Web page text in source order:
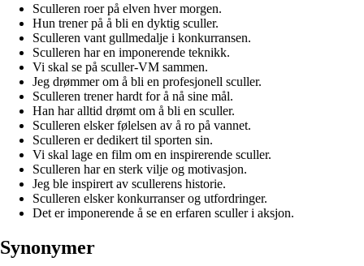
Sculleren roer på elven hver morgen.
Hun trener på å bli en dyktig sculler.
Sculleren vant gullmedalje i konkurransen.
Sculleren har en imponerende teknikk.
Vi skal se på sculler-VM sammen.
Jeg drømmer om å bli en profesjonell sculler.
Sculleren trener hardt for å nå sine mål.
Han har alltid drømt om å bli en sculler.
Sculleren elsker følelsen av å ro på vannet.
Sculleren er dedikert til sporten sin.
Vi skal lage en film om en inspirerende sculler.
Sculleren har en sterk vilje og motivasjon.
Jeg ble inspirert av scullerens historie.
Sculleren elsker konkurranser og utfordringer.
Det er imponerende å se en erfaren sculler i aksjon.
Synonymer